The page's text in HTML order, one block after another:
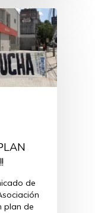
de
plan de